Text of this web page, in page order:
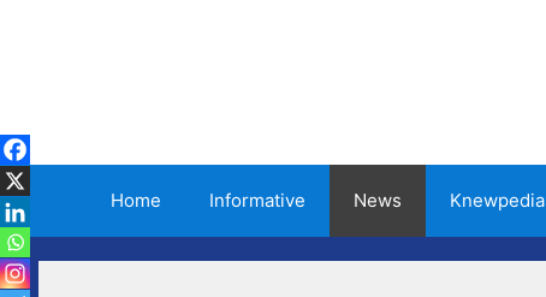
Home Informative News Knewpedia